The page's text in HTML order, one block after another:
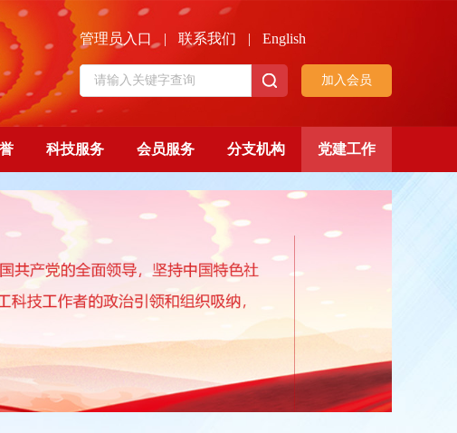
管理员入口 | 联系我们 | English
加入会员
科技服务 会员服务 分支机构 党建工作